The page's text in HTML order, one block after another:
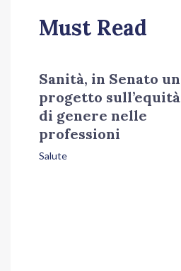
Must Read
Sanità, in Senato un
progetto sull’equità
di genere nelle
professioni
Salute